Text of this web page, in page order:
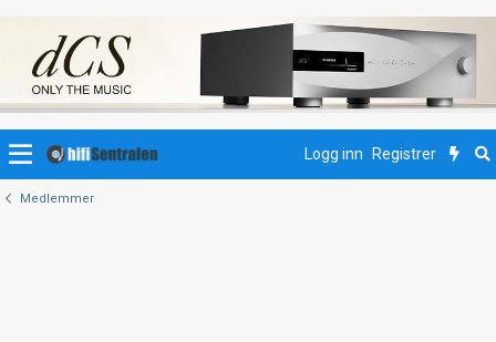
Logg inn Registrer
Medlemmer